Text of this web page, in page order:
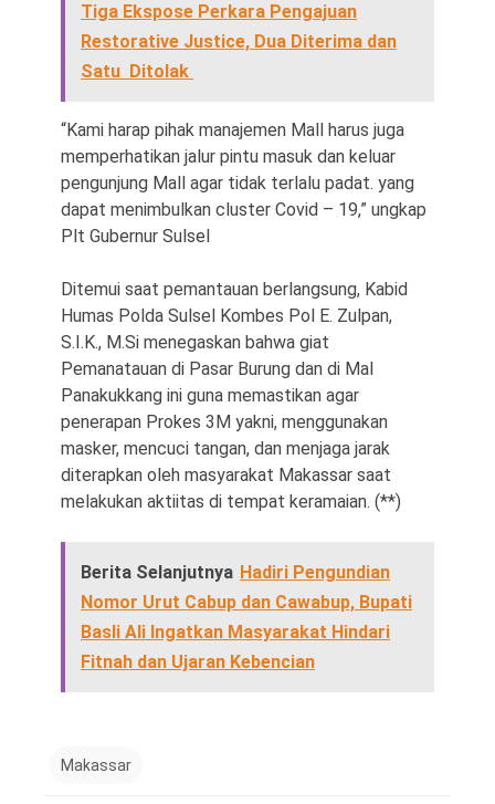
Tiga Ekspose Perkara Pengajuan
Restorative Justice, Dua Diterima dan
Satu Ditolak
“Kami harap pihak manajemen Mall harus juga
memperhatikan jalur pintu masuk dan keluar
pengunjung Mall agar tidak terlalu padat. yang
dapat menimbulkan cluster Covid – 19,” ungkap
Plt Gubernur Sulsel
Ditemui saat pemantauan berlangsung, Kabid
Humas Polda Sulsel Kombes Pol E. Zulpan,
S.I.K., M.Si menegaskan bahwa giat
Pemanatauan di Pasar Burung dan di Mal
Panakukkang ini guna memastikan agar
penerapan Prokes 3M yakni, menggunakan
masker, mencuci tangan, dan menjaga jarak
diterapkan oleh masyarakat Makassar saat
melakukan aktiitas di tempat keramaian. (**)
Berita Selanjutnya Hadiri Pengundian
Nomor Urut Cabup dan Cawabup, Bupati
Basli Ali Ingatkan Masyarakat Hindari
Fitnah dan Ujaran Kebencian
Makassar